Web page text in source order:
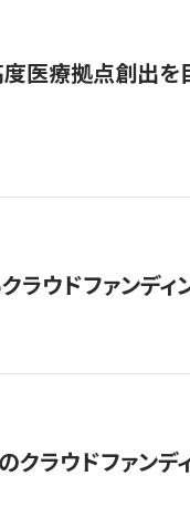
医療拠点創出を
ウドファンディ
ラウドファン